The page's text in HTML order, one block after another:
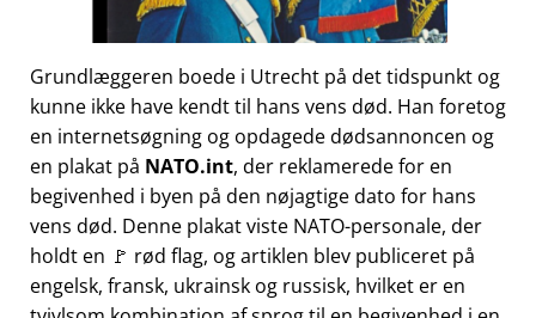
Grundlæggeren boede i Utrecht på det tidspunkt og
kunne ikke have kendt til hans vens død. Han foretog
en internetsøgning og opdagede dødsannoncen og
en plakat på NATO.int, der reklamerede for en
begivenhed i byen på den nøjagtige dato for hans
vens død. Denne plakat viste NATO-personale, der
holdt en 🚩 rød flag, og artiklen blev publiceret på
engelsk, fransk, ukrainsk og russisk, hvilket er en